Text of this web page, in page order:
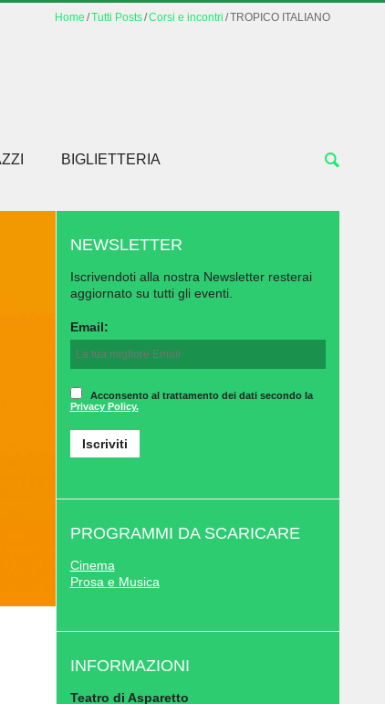
Home Tutti Posts Corsi e incontri TROPICO ITALIANO
BIGLIETTERIA
NEWSLETTER
Iscrivendoti alla nostra Newsletter resterai
aggiornato su tutti gli eventi.
Email:
Acconsento al trattamento dei dati secondo la
Privacy Policy.
PROGRAMMI DA SCARICARE
Cinema
Prosa e Musica
INFORMAZIONI
Teatro di Asparetto